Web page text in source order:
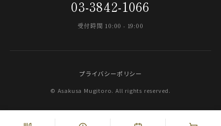
03-3842-1066
受付時間 10:00 - 19:00
プライバシーポリシー
© Asakusa Mugitoro. All rights reserved.
Web